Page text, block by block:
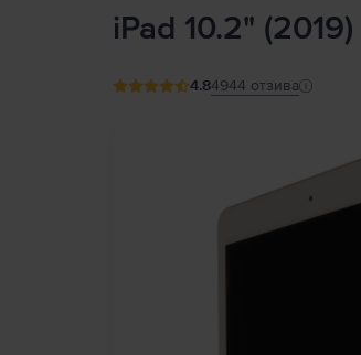
iPad 10.2"
4.84944 отзива